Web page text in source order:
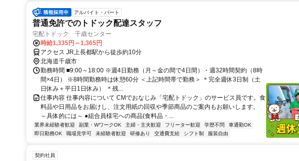
アルバイト・パート
普通免許でのトドック配達スタッフ
宅配トドック 千歳センター
時給1,335円～1,365円
アクセス JR上長都駅から徒歩約10分
北海道千歳市
勤務時間 ■9:00～18:00 ※週4日勤務（月～金の間で4日間）・週32時間契約（8時
間×4日） ※8時間勤務時は休憩60分 ＜上記時間帯で勤務＞ ＊完全週休3日制（土
日休み＋平日1日休み） ＊残...
仕事内容 仕事内容について CMでおなじみ「宅配トドック」のサービス員です。食
料品や日用品をお届けし、注文用紙の回収や季節商品のご案内もお願いします。
～具体的には～ ●組合員様宅への商品(食料品・...
業界未経験者歓迎 副業・WワークOK 主婦・主夫歓迎 フリーター歓迎 学歴不問
車通勤OK
即日勤務OK
職場見学可 未経験者歓迎 研修あり 交通費支給 シフト制 服装自由
契約社員